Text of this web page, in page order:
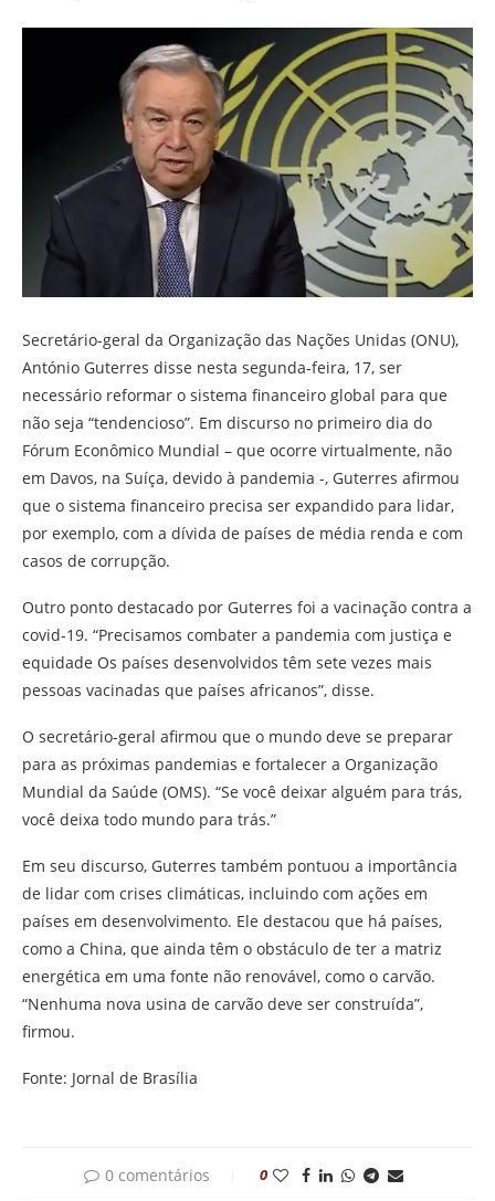
Secretário-geral da Organização das Nações Unidas (ONU),
António Guterres disse nesta segunda-feira, 17, ser
necessário reformar o sistema financeiro global para que
não seja “tendencioso”. Em discurso no primeiro dia do
Fórum Econômico Mundial – que ocorre virtualmente, não
em Davos, na Suíça, devido à pandemia -, Guterres afirmou
que o sistema financeiro precisa ser expandido para lidar,
por exemplo, com a dívida de países de média renda e com
casos de corrupção.
Outro ponto destacado por Guterres foi a vacinação contra a
covid-19. “Precisamos combater a pandemia com justiça e
equidade Os países desenvolvidos têm sete vezes mais
pessoas vacinadas que países africanos”, disse.
O secretário-geral afirmou que o mundo deve se preparar
para as próximas pandemias e fortalecer a Organização
Mundial da Saúde (OMS). “Se você deixar alguém para trás,
você deixa todo mundo para trás.”
Em seu discurso, Guterres também pontuou a importância
de lidar com crises climáticas, incluindo com ações em
países em desenvolvimento. Ele destacou que há países,
como a China, que ainda têm o obstáculo de ter a matriz
energética em uma fonte não renovável, como o carvão.
“Nenhuma nova usina de carvão deve ser construída”,
firmou.
Fonte: Jornal de Brasília
0 comentários 0